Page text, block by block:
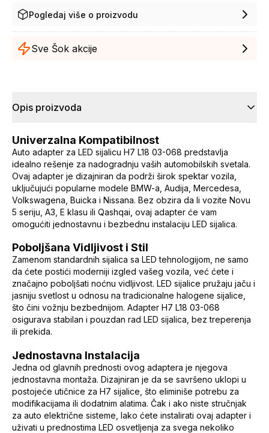
Pogledaj više o proizvodu
Sve Šok akcije
Opis proizvoda
Univerzalna Kompatibilnost
Auto adapter za LED sijalicu H7 L18 03-068 predstavlja
idealno rešenje za nadogradnju vaših automobilskih svetala.
Ovaj adapter je dizajniran da podrži širok spektar vozila,
uključujući popularne modele BMW-a, Audija, Mercedesa,
Volkswagena, Buicka i Nissana. Bez obzira da li vozite Novu
5 seriju, A3, E klasu ili Qashqai, ovaj adapter će vam
omogućiti jednostavnu i bezbednu instalaciju LED sijalica.
Poboljšana Vidljivost i Stil
Zamenom standardnih sijalica sa LED tehnologijom, ne samo
da ćete postići moderniji izgled vašeg vozila, već ćete i
značajno poboljšati noćnu vidljivost. LED sijalice pružaju jaču i
jasniju svetlost u odnosu na tradicionalne halogene sijalice,
što čini vožnju bezbednijom. Adapter H7 L18 03-068
osigurava stabilan i pouzdan rad LED sijalica, bez treperenja
ili prekida.
Jednostavna Instalacija
Jedna od glavnih prednosti ovog adaptera je njegova
jednostavna montaža. Dizajniran je da se savršeno uklopi u
postojeće utičnice za H7 sijalice, što eliminiše potrebu za
modifikacijama ili dodatnim alatima. Čak i ako niste stručnjak
za auto električne sisteme, lako ćete instalirati ovaj adapter i
uživati u prednostima LED osvetljenja za svega nekoliko